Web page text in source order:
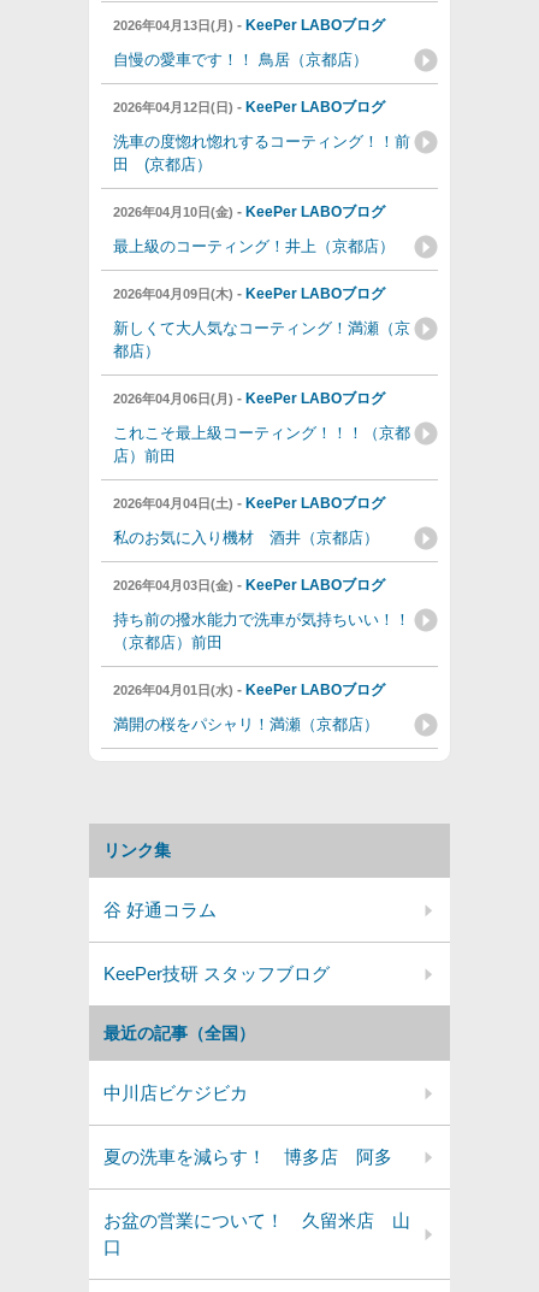
2026年04月13日(月) - KeePer LABOブログ
自慢の愛車です！！ 鳥居（京都店）
2026年04月12日(日) - KeePer LABOブログ
洗車の度惚れ惚れするコーティング！！前
田 (京都店）
2026年04月10日(金) - KeePer LABOブログ
最上級のコーティング！井上（京都店）
2026年04月09日(木) - KeePer LABOブログ
新しくて大人気なコーティング！満瀬（京
都店）
2026年04月06日(月) - KeePer LABOブログ
これこそ最上級コーティング！！！（京都
店）前田
2026年04月04日(土) - KeePer LABOブログ
私のお気に入り機材 酒井（京都店）
2026年04月03日(金) - KeePer LABOブログ
持ち前の撥水能力で洗車が気持ちいい！！
（京都店）前田
2026年04月01日(水) - KeePer LABOブログ
満開の桜をパシャリ！満瀬（京都店）
最近の記事（全国）
中川店ビケジビカ
夏の洗車を減らす！ 博多店 阿多
お盆の営業について！ 久留米店 山
口
リンク集
谷 好通コラム
KeePer技研 スタッフブログ